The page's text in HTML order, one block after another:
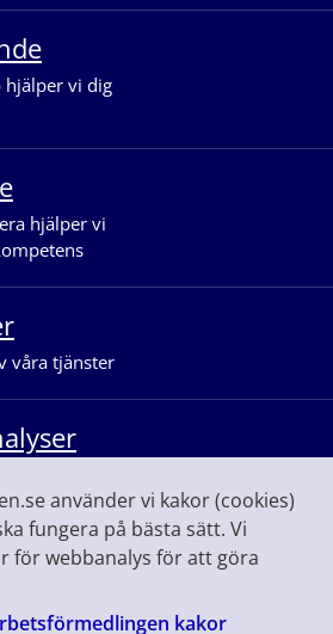
använder vi kakor (cookies)
fungera på bästa sätt. Vi
för webbanalys för att göra
kakor
hjälper vi dig
hjälper vi
våra tjänster